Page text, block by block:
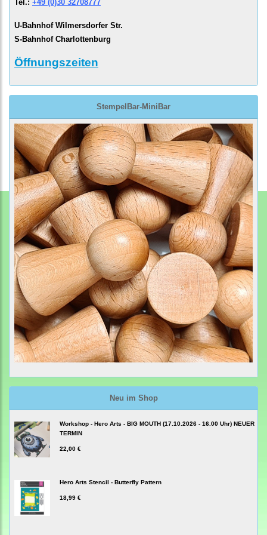
Tel.: +49 (0)30 32708777
U-Bahnhof Wilmersdorfer Str.
S-Bahnhof Charlottenburg
Öffnungszeiten
StempelBar-MiniBar
Neu im Shop
Workshop - Hero Arts - BIG MOUTH (17.10.2026 - 16.00 Uhr) NEUER
TERMIN
22,00 €
Hero Arts Stencil - Butterfly Pattern
18,99 €